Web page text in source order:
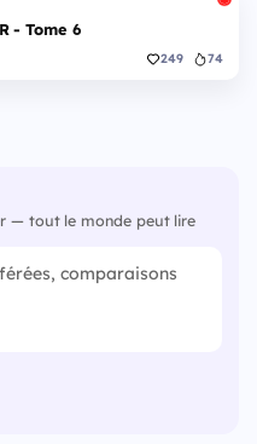
- Tome 6
249 74
— tout le monde peut lire